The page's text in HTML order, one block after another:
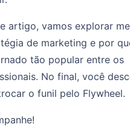
artigo, vamos explorar
de marketing e por
tão popular entre os
No final, você
o funil pelo Flywheel.